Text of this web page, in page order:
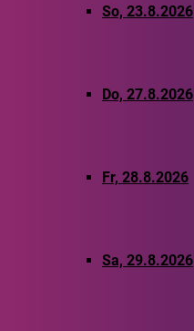
So, 23.8.2026
Do, 27.8.2026
Fr, 28.8.2026
Sa, 29.8.2026